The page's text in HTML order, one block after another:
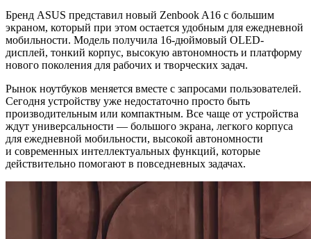
Бренд ASUS представил новый Zenbook A16 с большим
экраном, который при этом остается удобным для ежедневной
мобильности. Модель получила 16-дюймовый OLED-
дисплей, тонкий корпус, высокую автономность и платформу
нового поколения для рабочих и творческих задач.
Рынок ноутбуков меняется вместе с запросами пользователей.
Сегодня устройству уже недостаточно просто быть
производительным или компактным. Все чаще от устройства
ждут универсальности — большого экрана, легкого корпуса
для ежедневной мобильности, высокой автономности
и современных интеллектуальных функций, которые
действительно помогают в повседневных задачах.